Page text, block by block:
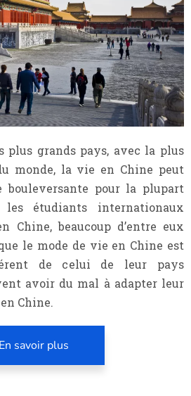
plus grands pays, avec la plus
monde, la vie en Chine peut
bouleversante pour la plupart
les étudiants internationaux
Chine, beaucoup d’entre eux
le mode de vie en Chine est
de celui de leur pays
avoir du mal à adapter leur
Chine.
En savoir plus